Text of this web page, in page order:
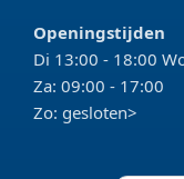
Openingstijden
Di 13:00 - 18:00
Za: 09:00 - 17:00
Zo: gesloten>